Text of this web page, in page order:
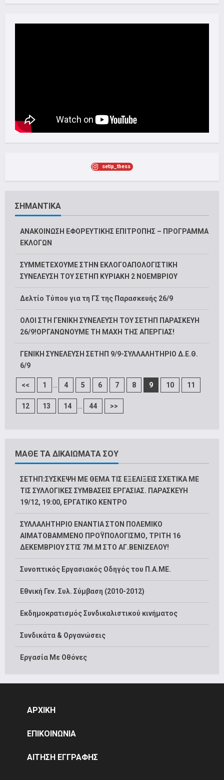
setip_thess
ΣΗΜΑΝΤΙΚΑ
ΑΝΑΚΟΙΝΩΣΗ ΕΦΟΡΕΥΤΙΚΗΣ ΕΠΙΤΡΟΠΗΣ – ΠΡΟΓΡΑΜΜΑ
ΕΚΛΟΓΩΝ
ΣΥΜΜΕΤΕΧΟΥΜΕ ΣΤΗΝ ΕΚΛΟΓΟΑΠΟΛΟΓΙΣΤΙΚΗ
ΣΥΝΕΛΕΥΣΗ ΤΟΥ ΣΕΤΗΠ ΚΥΡΙΑΚΗ 2 ΝΟΕΜΒΡΙΟΥ
Δελτίο Τύπου για τη ΓΣ της Παρασκευής 26/9
ΟΛΟΙ ΣΤΗ ΓΕΝΙΚΗ ΣΥΝΕΛΕΥΣΗ ΤΟΥ ΣΕΤΗΠ ΠΑΡΑΣΚΕΥΗ
26/9!ΟΡΓΑΝΩΝΟΥΜΕ ΤΗ ΜΑΧΗ ΤΗΣ ΑΠΕΡΓΙΑΣ!
ΓΕΝΙΚΗ ΣΥΝΕΛΕΥΣΗ ΣΕΤΗΠ 9/9-ΣΥΛΛΑΛΗΤΗΡΙΟ Δ.Ε.Θ.
6/9
<< 1 ... 4 5 6 7 8 9 10 11
12 13 14 ... 44 >>
ΜΑΘΕ ΤΑ ΔΙΚΑΙΩΜΑΤΑ ΣΟΥ
ΣΕΤΗΠ:ΣΥΣΚΕΨΗ ΜΕ ΘΕΜΑ ΤΙΣ ΕΞΕΛΙΞΕΙΣ ΣΧΕΤΙΚΑ ΜΕ
ΤΙΣ ΣΥΛΛΟΓΙΚΕΣ ΣΥΜΒΑΣΕΙΣ ΕΡΓΑΣΙΑΣ. ΠΑΡΑΣΚΕΥΗ
19/12, 19:00, ΕΡΓΑΤΙΚΟ ΚΕΝΤΡΟ
ΣΥΛΛΑΛΗΤΗΡΙΟ ΕΝΑΝΤΙΑ ΣΤΟΝ ΠΟΛΕΜΙΚΟ
ΑΙΜΑΤΟΒΑΜΜΕΝΟ ΠΡΟΫΠΟΛΟΓΙΣΜΟ, ΤΡΙΤΗ 16
ΔΕΚΕΜΒΡΙΟΥ ΣΤΙΣ 7Μ.Μ ΣΤΟ ΑΓ.ΒΕΝΙΖΕΛΟΥ!
Συνοπτικός Εργασιακός Οδηγός του Π.Α.ΜΕ.
Εθνική Γεν. Συλ. Σύμβαση (2010-2012)
Εκδημοκρατισμός Συνδικαλιστικού κινήματος
Συνδικάτα & Οργανώσεις
Εργασία Με Οθόνες
ΑΡΧΙΚΗ
ΕΠΙΚΟΙΝΩΝΙΑ
ΑΙΤΗΣΗ ΕΓΓΡΑΦΗΣ